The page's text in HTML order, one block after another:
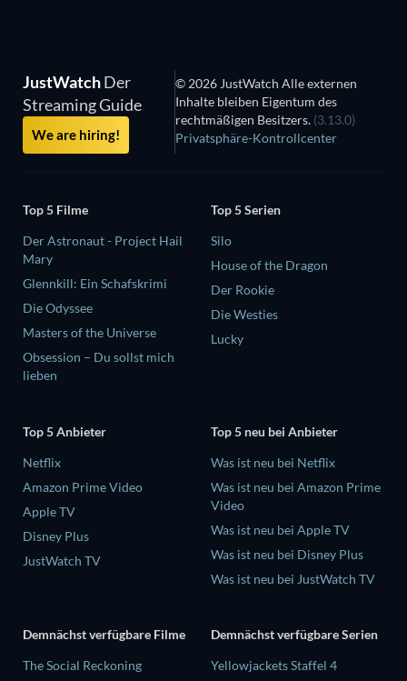
JustWatchDer
Streaming Guide
We are hiring!
© 2026 JustWatch Alle externen
Inhalte bleiben Eigentum des
rechtmäßigen Besitzers. (3.13.0)
Privatsphäre-Kontrollcenter
Top 5 Filme
Der Astronaut - Project Hail
Mary
Glennkill: Ein Schafskrimi
Die Odyssee
Masters of the Universe
Obsession – Du sollst mich
lieben
Top 5 Serien
Silo
House of the Dragon
Der Rookie
Die Westies
Lucky
Top 5 Anbieter
Netflix
Amazon Prime Video
Apple TV
Disney Plus
JustWatch TV
Top 5 neu bei Anbieter
Was ist neu bei Netflix
Was ist neu bei Amazon Prime
Video
Was ist neu bei Apple TV
Was ist neu bei Disney Plus
Was ist neu bei JustWatch TV
Demnächst verfügbare Filme
The Social Reckoning
Demnächst verfügbare Serien
Yellowjackets Staffel 4